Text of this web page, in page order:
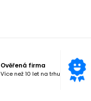
Ověřená firma
Více než 10 let na trhu